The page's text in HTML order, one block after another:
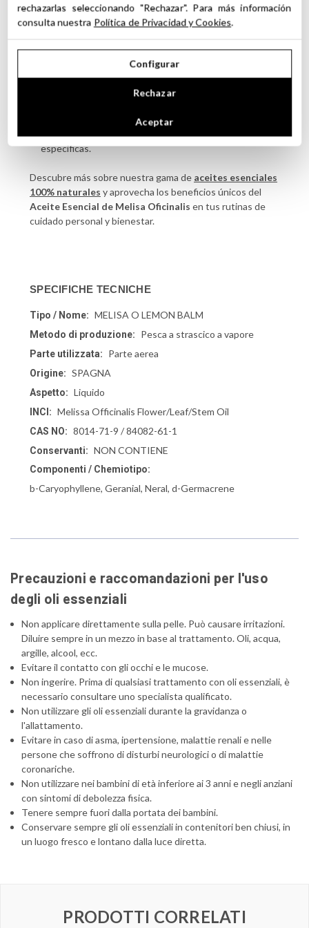
SPECIFICHE TECNICHE
Tipo / Nome: MELISA O LEMON BALM
Metodo di produzione: Pesca a strascico a vapore
Parte utilizzata: Parte aerea
Origine: SPAGNA
Aspetto: Liquido
INCI: Melissa Officinalis Flower/Leaf/Stem Oil
CAS NO: 8014-71-9 / 84082-61-1
Conservanti: NON CONTIENE
Componenti / Chemiotipo:
b-Caryophyllene, Geranial, Neral, d-Germacrene
Raccomandazioni per l'uso
Usare diluito in oli vettore per applicazioni topiche.
Añadir unas gotas a difusores para disfrutar de su
aroma relajante en el hogar o la oficina.
Evitar el uso directo sobre la piel y el contacto con ojos
Consultar a un especialista antes de usarlo durante el
embarazo, lactancia o en condiciones médicas
específicas.
Descubre más sobre nuestra gama de aceites esenciales
100% naturales y aprovecha los beneficios únicos del
Aceite Esencial de Melisa Oficinalis en tus rutinas de
cuidado personal y bienestar.
Precauzioni e raccomandazioni per l'uso
degli oli essenziali
Non applicare direttamente sulla pelle. Può causare irritazioni.
Diluire sempre in un mezzo in base al trattamento. Oli, acqua,
argille, alcool, ecc.
Evitare il contatto con gli occhi e le mucose.
Non ingerire. Prima di qualsiasi trattamento con oli essenziali, è
necessario consultare uno specialista qualificato.
Non utilizzare gli oli essenziali durante la gravidanza o
l'allattamento.
Evitare in caso di asma, ipertensione, malattie renali e nelle
persone che soffrono di disturbi neurologici o di malattie
coronariche.
Non utilizzare nei bambini di età inferiore ai 3 anni e negli anziani
con sintomi di debolezza fisica.
Tenere sempre fuori dalla portata dei bambini.
Conservare sempre gli oli essenziali in contenitori ben chiusi, in
un luogo fresco e lontano dalla luce diretta.
PRODOTTI CORRELATI
rechazarlas seleccionando "Rechazar". Para más información
consulta nuestra Política de Privacidad y Cookies.
Configurar
Rechazar
Aceptar